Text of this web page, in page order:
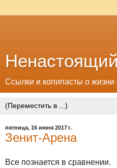
Ссылки и копипасты о
пятница, 16 июня 2017 г.
Зенит-Арена
Все познается в сравнении.